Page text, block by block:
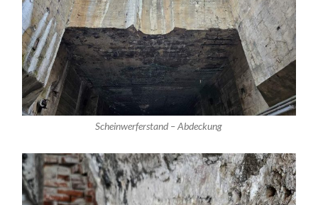
Scheinwerferstand – Abdeckung